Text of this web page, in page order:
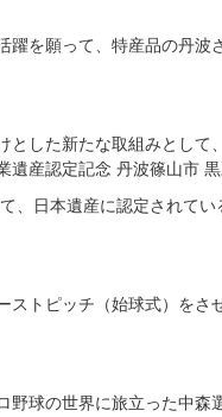
躍を願って、特産品の丹
とした新たな取組みとし
遺産認定記念 丹波篠山市
、日本遺産に認定されて
ストピッチ（始球式）を
野球の世界に旅立った中森